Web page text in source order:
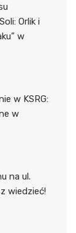
Orlik i
w
w KSRG:
w
na ul.
wiedzieć!